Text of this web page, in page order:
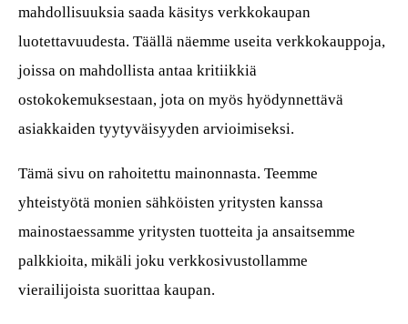
mahdollisuuksia saada käsitys verkkokaupan
luotettavuudesta. Täällä näemme useita verkkokauppoja,
joissa on mahdollista antaa kritiikkiä
ostokokemuksestaan, jota on myös hyödynnettävä
asiakkaiden tyytyväisyyden arvioimiseksi.
Tämä sivu on rahoitettu mainonnasta. Teemme
yhteistyötä monien sähköisten yritysten kanssa
mainostaessamme yritysten tuotteita ja ansaitsemme
palkkioita, mikäli joku verkkosivustollamme
vierailijoista suorittaa kaupan.